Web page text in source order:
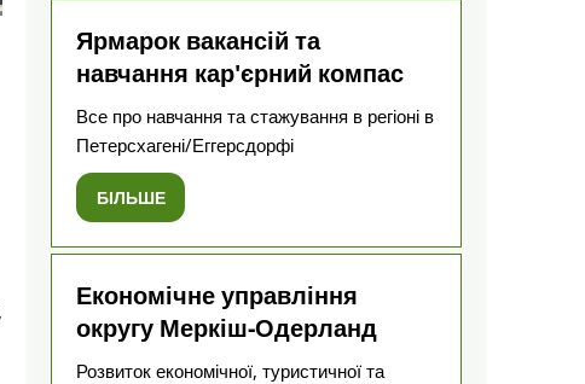
Ярмарок вакансій та
навчання кар'єрний компас
Все про навчання та стажування в регіоні в
Петерсхагені/Еггерсдорфі
БІЛЬШЕ
Економічне управління
округу Меркіш-Одерланд
Розвиток економічної, туристичної та